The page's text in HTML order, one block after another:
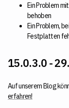
Ein Problem
behoben
Ein Problem,
Festplatten
15.0.3.0 -
Auf unserem Blog
erfahren!